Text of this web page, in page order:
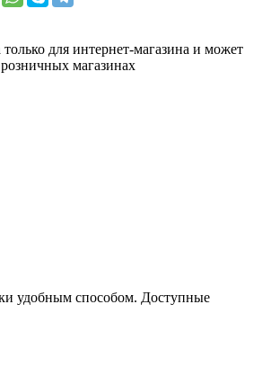
для интернет-магазина и может
магазинах
удобным способом. Доступные